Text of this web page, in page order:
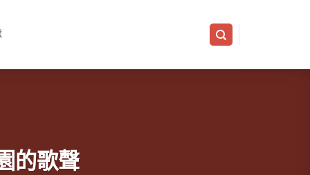
的歌聲